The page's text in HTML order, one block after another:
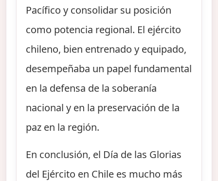
Pacífico y consolidar su posición
como potencia regional. El ejército
chileno, bien entrenado y equipado,
desempeñaba un papel fundamental
en la defensa de la soberanía
nacional y en la preservación de la
paz en la región.
En conclusión, el Día de las Glorias
del Ejército en Chile es mucho más